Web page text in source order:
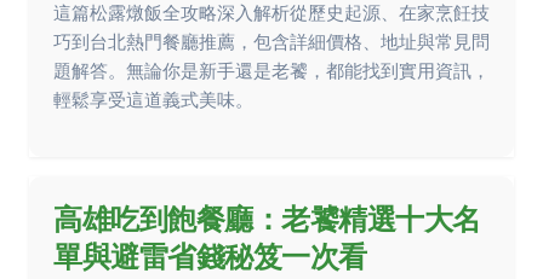
這篇松露燉飯全攻略深入解析從歷史起源、在家烹飪技
巧到台北熱門餐廳推薦，包含詳細價格、地址與常見問
題解答。無論你是新手還是老饕，都能找到實用資訊，
輕鬆享受這道義式美味。
高雄吃到飽餐廳：老饕精選十大名
單與避雷省錢秘笈一次看